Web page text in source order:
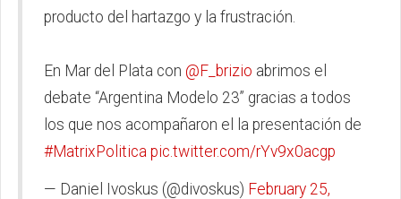
producto del hartazgo y la frustración.
En Mar del Plata con @F_brizio abrimos el
debate “Argentina Modelo 23” gracias a todos
los que nos acompañaron el la presentación de
#MatrixPolitica pic.twitter.com/rYv9x0acgp
— Daniel Ivoskus (@divoskus) February 25,